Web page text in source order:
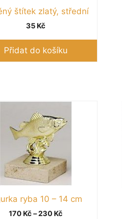
štítek zlatý, střední
35 Kč
Přidat do košíku
ryba 10 – 14 cm
170 Kč –230 KčRozpětí